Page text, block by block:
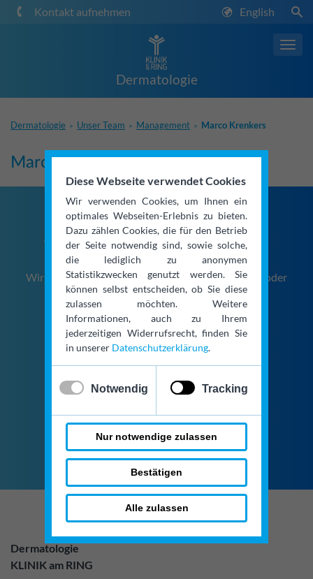
Diese Webseite verwendet Cookies
Wir verwenden Cookies, um Ihnen ein
optimales Webseiten-Erlebnis zu bieten.
Dazu zählen Cookies, die für den Betrieb
der Seite notwendig sind, sowie solche,
die lediglich zu anonymen
Statistikzwecken genutzt werden. Sie
können selbst entscheiden, ob Sie diese
zulassen möchten. Weitere
Informationen, auch zu Ihrem
jederzeitigen Widerrufsrecht, finden Sie
in unserer Datenschutzerklärung.
✓ Notwendig x Tracking
Nur notwendige zulassen
Bestätigen
Alle zulassen
Kontakt aufnehmen English
Dermatologie
Dermatologie > Unser Team > Management > Marco Krenkers
Marco Krenkers
Termin vereinbaren
Wir nehmen Ihre Terminanfrage gerne per Telefon oder
Kontaktformular entgegen.
+49 (0)221 / 924 24 360
Kontaktformular
Dermatologie
KLINIK am RING